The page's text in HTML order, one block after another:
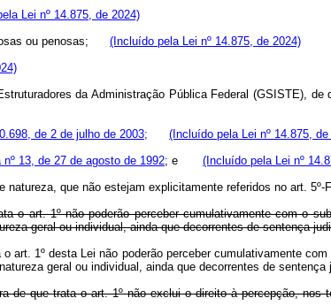
Lei nº 14.875, de 2024)
ou penosas; (Incluído pela Lei nº 14.875, de 2024)
da Administração Pública Federal (GSISTE),
de 2 de julho de 2003;
(Incluído pela Lei nº 14.875, de
nº 13, de 27 de agosto de 1992; e (Incluído pela Lei nº
natureza, que não estejam explicitamente referidos no art.
o art. 1º não poderão perceber cumulativamente com o
geral ou individual, ainda que decorrentes de
art. 1º desta Lei não poderão perceber cumulativamente
geral ou individual, ainda que decorrentes de
de que trata o art. 1º não exclui o direito à percepção,